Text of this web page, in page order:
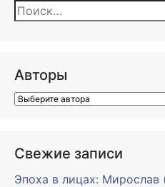
Найти:
Авторы
Свежие записи
Эпоха в лицах: